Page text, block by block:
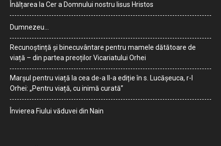
Înălțarea la Cer a Domnului nostru Iisus Hristos
Dumnezeu…
Recunoștință și binecuvântare pentru mamele dătătoare de
viață – din partea preoților Vicariatului Orhei
Marșul pentru viață la cea de-a II-a ediție în s. Lucășeuca, r-l
Orhei: „Pentru viață, cu inimă curată”
Învierea Fiului văduvei din Nain